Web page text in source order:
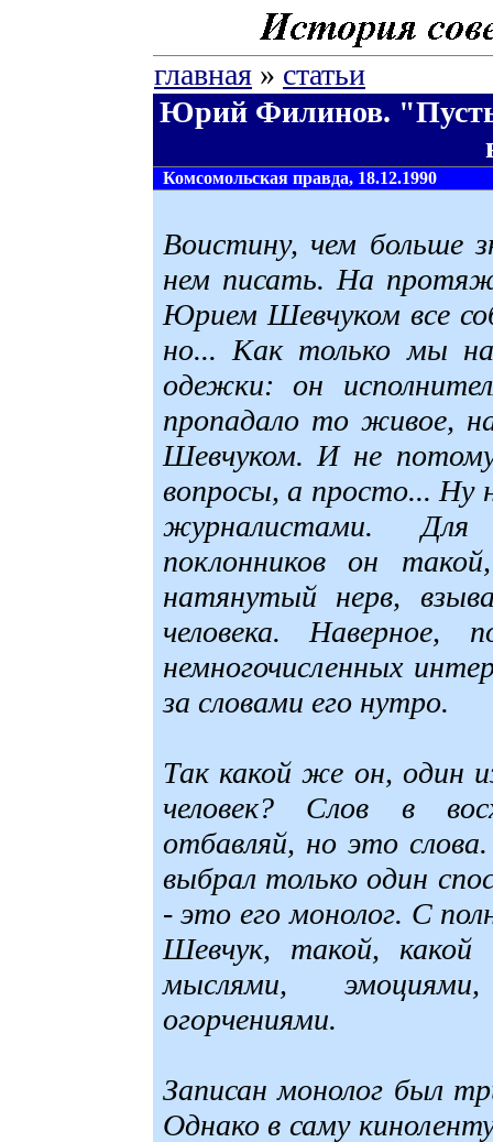
главная » статьи
Юрий Филинов.
Комсомольская правда, 18.12.1990
Воистину, чем больше
нем писать. На
Юрием Шевчуком все
но... Как только мы
одежки: он
пропадало то живое,
Шевчуком. И не
вопросы, а просто... Ну
журналистами.
поклонников он
натянутый нерв,
человека.
немногочисленных
за словами его нутро.
Так какой же он, один
человек? Слов в
отбавляй, но это
выбрал только один
- это его монолог. С
Шевчук, такой,
мыслями,
огорчениями.
Записан монолог был
Однако в саму